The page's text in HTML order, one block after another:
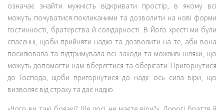
означає знайти мужність відкривати простір, в якому всі
можуть почуватися покликаними та дозволити на нові форми
гостинності, братерства й солідарності. В Його хресті ми були
спасенні, щоби прийняти надію та дозволити на те, аби вона
посилювала та підтримувала всі заходи та можливі шляхи, що
можуть допомогти нам вберегтися та оберігати. Пригорнутися
до Господа, щоби пригорнутися до надії: ось сила віри, що
визволяє від страху та дає надію.